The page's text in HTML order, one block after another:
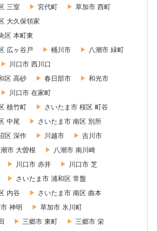
三室
宮代町
草加市 西町
大久保領家
区 本町東
広ヶ谷戸
桶川市
八潮市 緑町
川口市 西川口
区 高砂
春日部市
和光市
川口市 在家町
植竹町
さいたま市 桜区 町谷
中尾
さいたま市 南区 別所
区 深作
川越市
吉川市
潮市 大曽根
八潮市 南川崎
川口市 赤井
川口市 芝
さいたま市 浦和区 常盤
内谷
さいたま市 南区 曲本
神明
草加市 氷川町
三郷市 東町
三郷市 栄